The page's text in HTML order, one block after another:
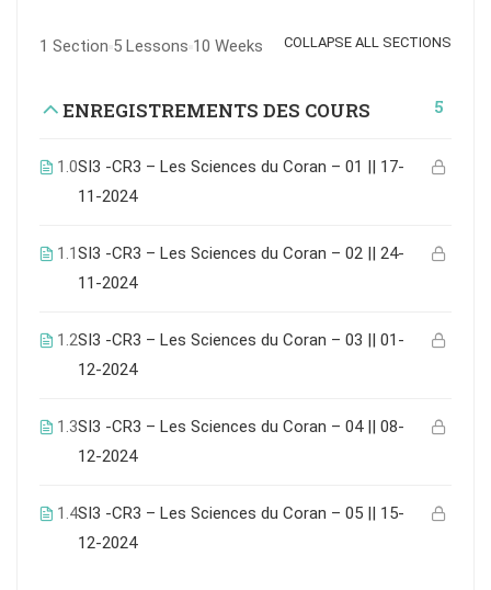
1 Section 5 Lessons 10 Weeks COLLAPSE ALL SECTIONS
ENREGISTREMENTS DES COURS 5
1.0SI3 -CR3 – Les Sciences du Coran – 01 || 17-
11-2024
1.1SI3 -CR3 – Les Sciences du Coran – 02 || 24-
11-2024
1.2SI3 -CR3 – Les Sciences du Coran – 03 || 01-
12-2024
1.3SI3 -CR3 – Les Sciences du Coran – 04 || 08-
12-2024
1.4SI3 -CR3 – Les Sciences du Coran – 05 || 15-
12-2024